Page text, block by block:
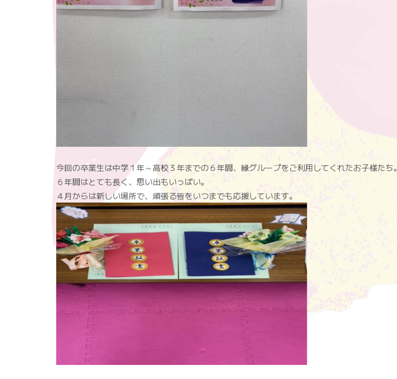
今回の卒業生は中学１年～高校３年までの６年間、縁グループをご利用してくれたお子様たち。
６年間はとても長く、思い出もいっぱい。
４月からは新しい場所で、頑張る皆をいつまでも応援しています。